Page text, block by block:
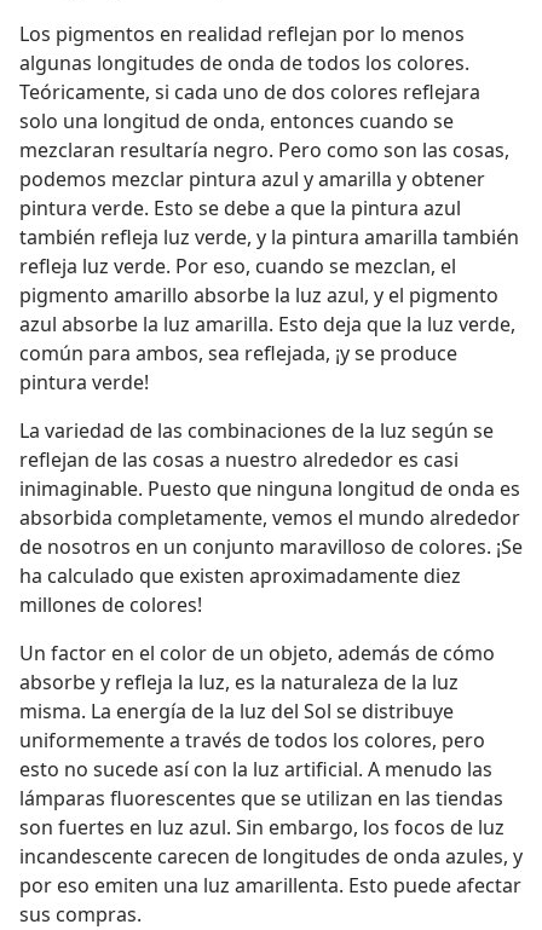
Los pigmentos en realidad reflejan por lo menos
algunas longitudes de onda de todos los colores.
Teóricamente, si cada uno de dos colores reflejara
solo una longitud de onda, entonces cuando se
mezclaran resultaría negro. Pero como son las cosas,
podemos mezclar pintura azul y amarilla y obtener
pintura verde. Esto se debe a que la pintura azul
también refleja luz verde, y la pintura amarilla también
refleja luz verde. Por eso, cuando se mezclan, el
pigmento amarillo absorbe la luz azul, y el pigmento
azul absorbe la luz amarilla. Esto deja que la luz verde,
común para ambos, sea reflejada, ¡y se produce
pintura verde!
La variedad de las combinaciones de la luz según se
reflejan de las cosas a nuestro alrededor es casi
inimaginable. Puesto que ninguna longitud de onda es
absorbida completamente, vemos el mundo alrededor
de nosotros en un conjunto maravilloso de colores. ¡Se
ha calculado que existen aproximadamente diez
millones de colores!
Un factor en el color de un objeto, además de cómo
absorbe y refleja la luz, es la naturaleza de la luz
misma. La energía de la luz del Sol se distribuye
uniformemente a través de todos los colores, pero
esto no sucede así con la luz artificial. A menudo las
lámparas fluorescentes que se utilizan en las tiendas
son fuertes en luz azul. Sin embargo, los focos de luz
incandescente carecen de longitudes de onda azules, y
por eso emiten una luz amarillenta. Esto puede afectar
sus compras.